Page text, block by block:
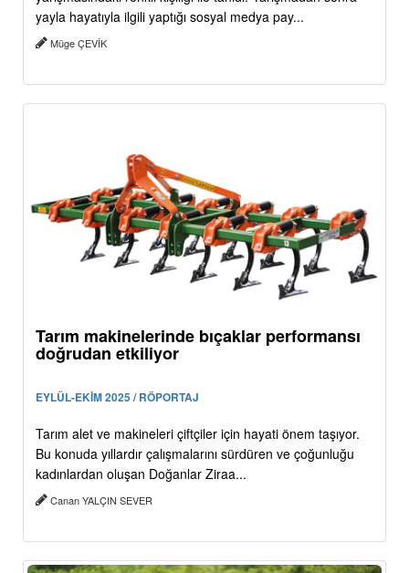
yayla hayatıyla ilgili yaptığı sosyal medya pay...
Müge ÇEVİK
Tarım makinelerinde bıçaklar performansı
doğrudan etkiliyor
EYLÜL-EKİM 2025 / RÖPORTAJ
Tarım alet ve makineleri çiftçiler için hayati önem taşıyor.
Bu konuda yıllardır çalışmalarını sürdüren ve çoğunluğu
kadınlardan oluşan Doğanlar Ziraa...
Canan YALÇIN SEVER